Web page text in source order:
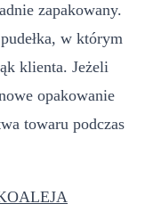
zapakowany.
w którym
klienta. Jeżeli
opakowanie
towaru podczas